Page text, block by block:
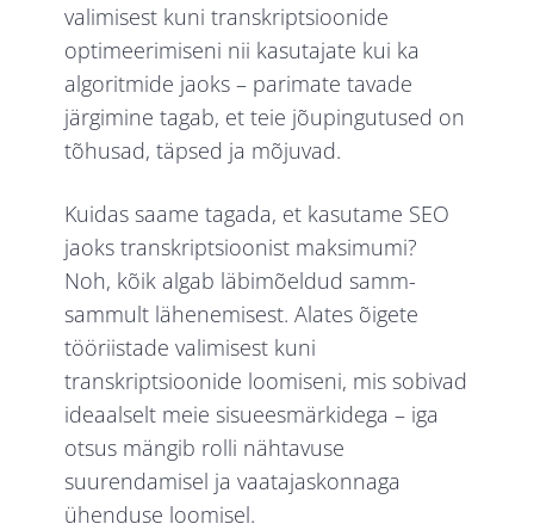
valimisest kuni transkriptsioonide
optimeerimiseni nii kasutajate kui ka
algoritmide jaoks – parimate tavade
järgimine tagab, et teie jõupingutused on
tõhusad, täpsed ja mõjuvad.
Kuidas saame tagada, et kasutame SEO
jaoks transkriptsioonist maksimumi?
Noh, kõik algab läbimõeldud samm-
sammult lähenemisest. Alates õigete
tööriistade valimisest kuni
transkriptsioonide loomiseni, mis sobivad
ideaalselt meie sisueesmärkidega – iga
otsus mängib rolli nähtavuse
suurendamisel ja vaatajaskonnaga
ühenduse loomisel.